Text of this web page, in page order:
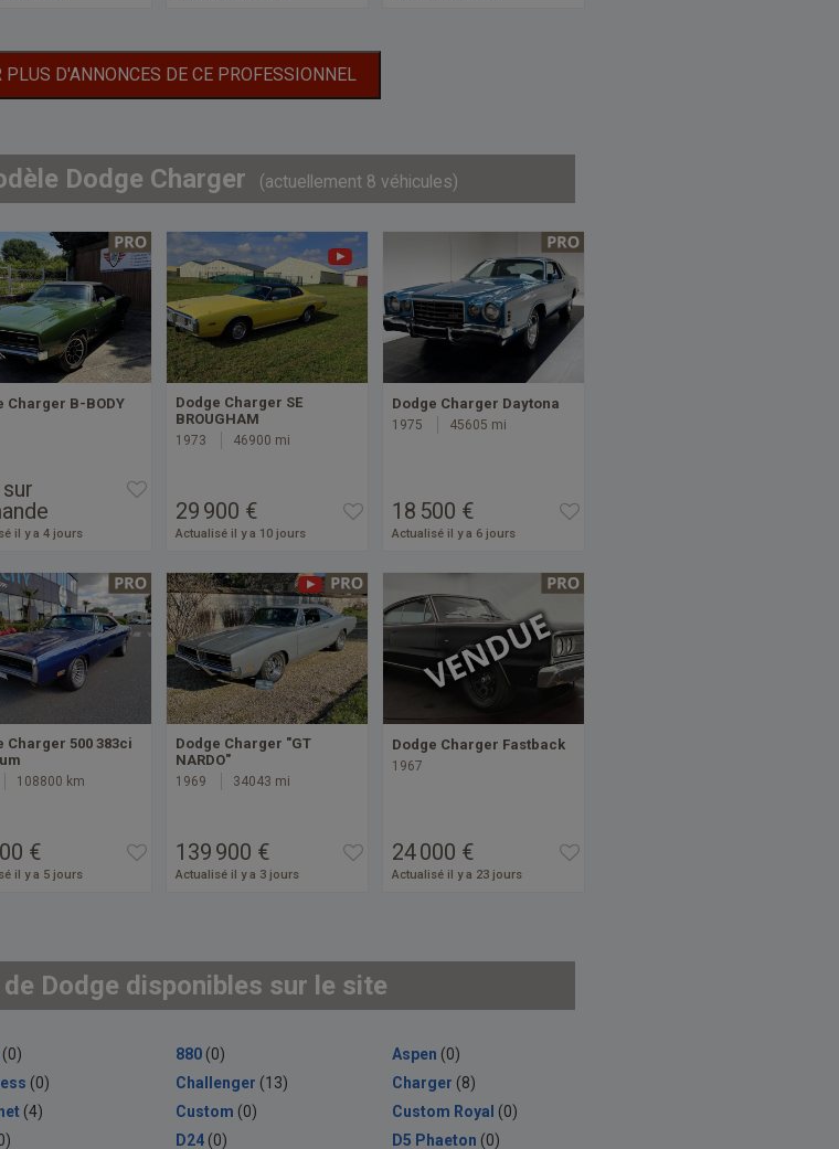
PLUS D'ANNONCES DE CE PROFESSIONNEL
Dodge Charger (actuellement 8 véhicules)
Charger B-BODY
il y a 4 jours
Dodge Charger SE
BROUGHAM
1973 46900 mi
29 900 €
Actualisé il y a 10 jours
Dodge Charger Daytona
1975 45605 mi
18 500 €
Actualisé il y a 6 jours
Charger 500 383ci
108800 km
€
il y a 5 jours
Dodge Charger "GT
NARDO"
1969 34043 mi
139 900 €
Actualisé il y a 3 jours
Dodge Charger Fastback
1967
24 000 €
Actualisé il y a 23 jours
Dodge disponibles sur le site
(0) 880 (0) Aspen (0)
(0) Challenger (13) Charger (8)
(4) Custom (0) Custom Royal (0)
D24 (0) D5 Phaeton (0)